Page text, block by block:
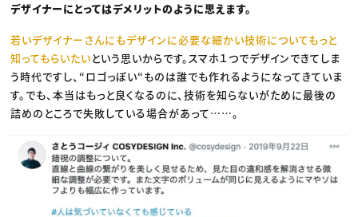
デザイナーにとってはデメリットのように思えます。
若いデザイナーさんにもデザインに必要な細かい技術についてもっと
知ってもらいたいという思いからです。スマホ１つでデザインできてしま
う時代ですし、“ロゴっぽい“ものは誰でも作れるようになってきていま
す。でも、本当はもっと良くなるのに、技術を知らないがために最後の
詰めのところで失敗している場合があって……。